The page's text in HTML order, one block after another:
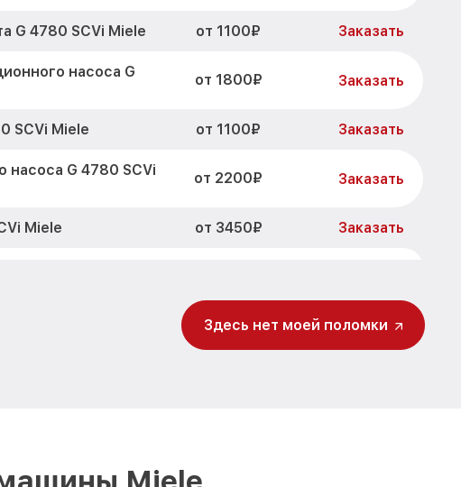
G 4780 SCVi Miele от 1100₽ Заказать
насоса G
от 1800₽ Заказать
SCVi Miele от 1100₽ Заказать
насоса G 4780 SCVi
от 2200₽ Заказать
Miele от 3450₽ Заказать
от 1590₽
насоса G 4780 SCVi
от 2200₽
Здесь нет моей поломки